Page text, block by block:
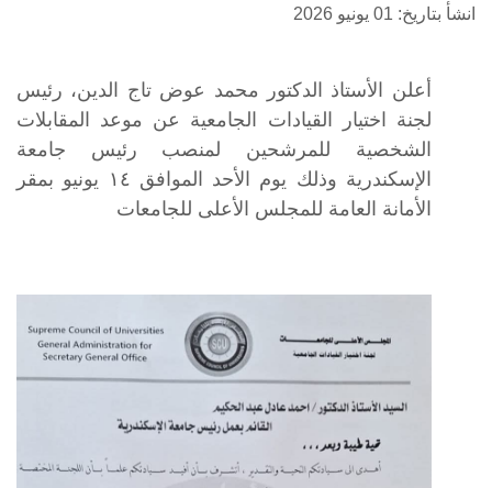
انشأ بتاريخ: 01 يونيو 2026
أعلن الأستاذ الدكتور محمد عوض تاج الدين، رئيس
لجنة اختيار القيادات الجامعية عن موعد المقابلات
الشخصية للمرشحين لمنصب رئيس جامعة
الإسكندرية وذلك يوم الأحد الموافق ١٤ يونيو بمقر
الأمانة العامة للمجلس الأعلى للجامعات